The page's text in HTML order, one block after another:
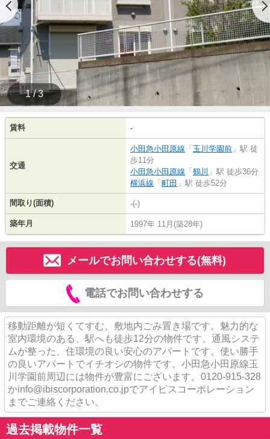
1 / 3
賃料 -
交通
小田急小田原線 「玉川学園前 」駅 徒
歩11分
小田急小田原線 「鶴川 」駅 徒歩36分
横浜線 「町田 」駅 徒歩52分
間取り(面積) -(-)
築年月 1997年 11月(築28年)
メールでお問い合わせする(無料)
電話でお問い合わせする
移動距離が短くてすむ、敷地内ごみ置き場です。魅力的な
室内環境のある、駅へも徒歩12分の物件です。通風システ
ムが整った、住環境の良い安心のアパートです。使い勝手
の良いアパートでイチオシの物件です。小田急小田原線玉
川学園前周辺には物件が豊富にございます。0120-915-328
かinfo@ibiscorporation.co.jpでアイビスコーポレーション
までご連絡ください。
過去掲載物件一覧